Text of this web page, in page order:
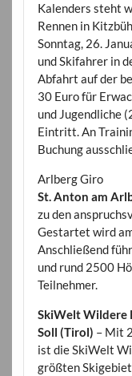
Kalenders steht
Rennen in
Sonntag, 26.
und Skifahrer in
Abfahrt auf der
30 Euro für
und Jugendliche
Eintritt. An
Buchung
Arlberg Giro
St. Anton am
zu den
Gestartet wird
Anschließend
und rund 2500
Teilnehmer.
SkiWelt Wildere
Soll (Tirol) – Mit
ist die SkiWelt
größten